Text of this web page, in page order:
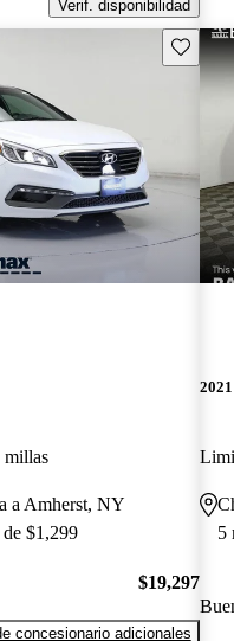
Verif. disponibilidad
Guarda
millas
a Amherst, NY
$1,299
$19,297
concesionario adicionales
5